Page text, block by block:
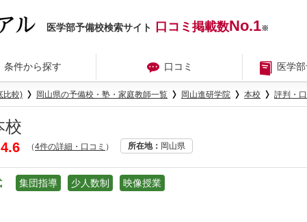
医学部予備校検索サイト 口コミ掲載数No.1※
条件から探す 口コミ 医学
比較) 岡山県の予備校・塾・家庭教師一覧 岡山進研学院 本校 評判・口
校
4.6 （4件の詳細・口コミ ） 所在地 岡山県
集団指導 少人数制 映像授業